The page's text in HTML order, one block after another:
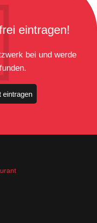
eintragen!
bei und werde
eintragen